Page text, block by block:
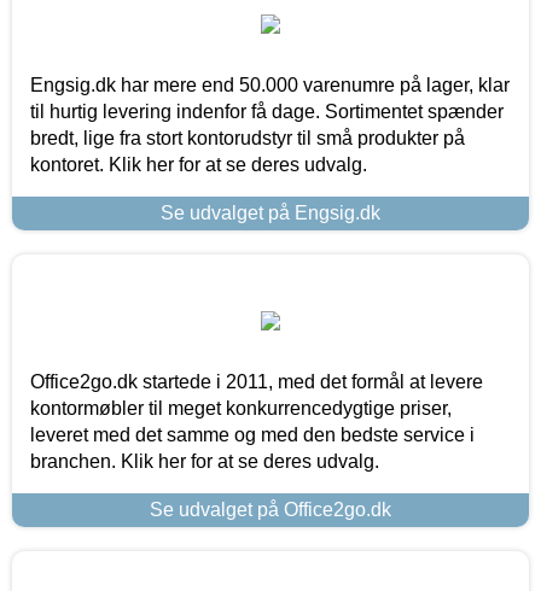
Engsig.dk har mere end 50.000 varenumre på lager, klar
til hurtig levering indenfor få dage. Sortimentet spænder
bredt, lige fra stort kontorudstyr til små produkter på
kontoret. Klik her for at se deres udvalg.
Se udvalget på Engsig.dk
Office2go.dk startede i 2011, med det formål at levere
kontormøbler til meget konkurrencedygtige priser,
leveret med det samme og med den bedste service i
branchen. Klik her for at se deres udvalg.
Se udvalget på Office2go.dk